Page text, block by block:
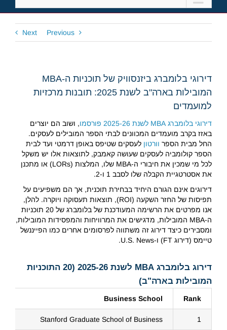
Previous
Next
דירוגי בלומברג ביזנסוויק של תוכניות ה-MBA
המובילות בארה"ב לשנת 2025: תובנות מרכזיות
למועמדים
דירוגי בלומברג MBA לשנת 2025-26 פורסמו
, ושוב הם יוצרים
באזז בקרב מועמדים המכוונים לבתי הספר המובילים לעסקים.
החל מבית הספר וורטון לעסקים שטיפס באופן דרמטי ועד לבית
הספר קולומביה לעסקים שעושה קאמבק, לתוצאות אלו יש משקל
לכל מי שמכין את חיבורי ה-MBA שלו, המלצות (LORs) או מתכנן
את אסטרטגיית הקבלה שלו לסבב 1 ו-2.
דירוגים אינם הגורם היחיד בבחירת תוכנית, אך הם משפיעים על
תפיסות של החזר השקעה (ROI), תוצאות תעסוקה ויוקרה. להלן,
אנו מפרטים את הרשימה המעודכנת של בלומברג של 20 תוכניות
ה-MBA המובילות, מדגישים את המרוויחות והמפסידות המובילות,
ומסבירים כיצד דירוג זה משתווה לפרסומים אחרים כמו הפייננשל
טיימס (דירוג FT) ו-U.S. News.
דירוג בלומברג MBA
לשנת 2025-26 (20 התוכניות
המובילות בארה"ב)
Rank
Business School
1
Stanford Graduate School of Business